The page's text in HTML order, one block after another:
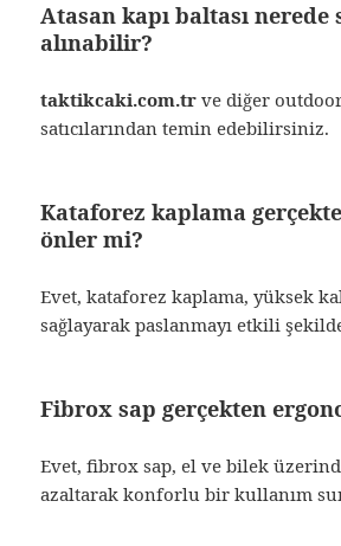
Atasan kapı baltası nerede
alınabilir?
taktikcaki.com.tr ve diğer
satıcılarından temin edebilirsiniz.
Kataforez kaplama
önler mi?
Evet, kataforez kaplama, yüksek
sağlayarak paslanmayı etkili
Fibrox sap gerçekten
Evet, fibrox sap, el ve bilek
azaltarak konforlu bir kullanım